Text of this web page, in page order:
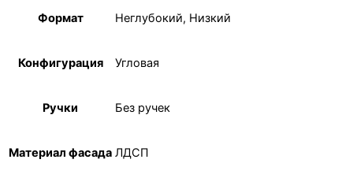
Формат Неглубокий, Низкий
Конфигурация Угловая
Ручки Без ручек
Материал фасада ЛДСП